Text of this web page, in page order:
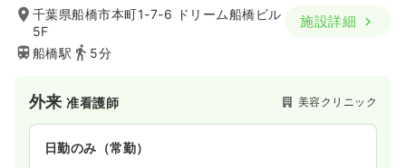
千葉県船橋市本町1-7-6 ドリーム船橋ビル
5F
船橋駅
5分
施設詳細
外来准看護師 美容クリニック
日勤のみ（常勤）